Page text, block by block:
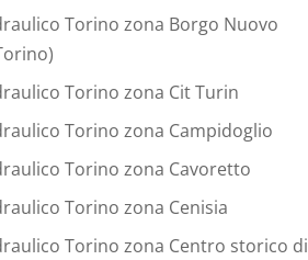
Torino zona Borgo Nuovo
Torino zona Cit Turin
Torino zona Campidoglio
Torino zona Cavoretto
Torino zona Cenisia
Torino zona Centro storico di